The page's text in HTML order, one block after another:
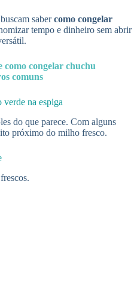
sabercomo congelar
tempo e dinheiro sem abrir
como congelar chuchu
comuns
verde na espiga
do que parece. Com alguns
próximo do milho fresco.